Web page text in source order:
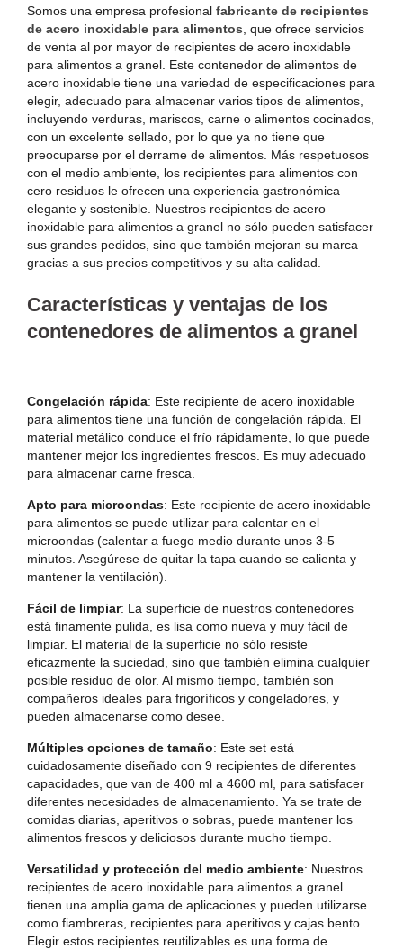
Somos una empresa profesional fabricante de recipientes
de acero inoxidable para alimentos , que ofrece servicios
de venta al por mayor de recipientes de acero inoxidable
para alimentos a granel. Este contenedor de alimentos de
acero inoxidable tiene una variedad de especificaciones para
elegir, adecuado para almacenar varios tipos de alimentos,
incluyendo verduras, mariscos, carne o alimentos cocinados,
con un excelente sellado, por lo que ya no tiene que
preocuparse por el derrame de alimentos. Más respetuosos
con el medio ambiente, los recipientes para alimentos con
cero residuos le ofrecen una experiencia gastronómica
elegante y sostenible. Nuestros recipientes de acero
inoxidable para alimentos a granel no sólo pueden satisfacer
sus grandes pedidos, sino que también mejoran su marca
gracias a sus precios competitivos y su alta calidad.
Características y ventajas de los
contenedores de alimentos a granel
Congelación rápida: Este recipiente de acero inoxidable
para alimentos tiene una función de congelación rápida. El
material metálico conduce el frío rápidamente, lo que puede
mantener mejor los ingredientes frescos. Es muy adecuado
para almacenar carne fresca.
Apto para microondas: Este recipiente de acero inoxidable
para alimentos se puede utilizar para calentar en el
microondas (calentar a fuego medio durante unos 3-5
minutos. Asegúrese de quitar la tapa cuando se calienta y
mantener la ventilación).
Fácil de limpiar: La superficie de nuestros contenedores
está finamente pulida, es lisa como nueva y muy fácil de
limpiar. El material de la superficie no sólo resiste
eficazmente la suciedad, sino que también elimina cualquier
posible residuo de olor. Al mismo tiempo, también son
compañeros ideales para frigoríficos y congeladores, y
pueden almacenarse como desee.
Múltiples opciones de tamaño: Este set está
cuidadosamente diseñado con 9 recipientes de diferentes
capacidades, que van de 400 ml a 4600 ml, para satisfacer
diferentes necesidades de almacenamiento. Ya se trate de
comidas diarias, aperitivos o sobras, puede mantener los
alimentos frescos y deliciosos durante mucho tiempo.
Versatilidad y protección del medio ambiente: Nuestros
recipientes de acero inoxidable para alimentos a granel
tienen una amplia gama de aplicaciones y pueden utilizarse
como fiambreras, recipientes para aperitivos y cajas bento.
Elegir estos recipientes reutilizables es una forma de